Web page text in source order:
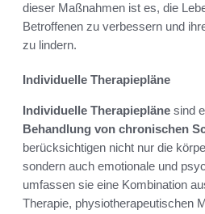
dieser Maßnahmen ist es, die
Betroffenen zu verbessern und
zu lindern.
Individuelle Therapiepläne
Individuelle Therapiepläne sind
Behandlung von chronischen
berücksichtigen nicht nur die
sondern auch emotionale und
umfassen sie eine Kombination
Therapie, physiotherapeutischen